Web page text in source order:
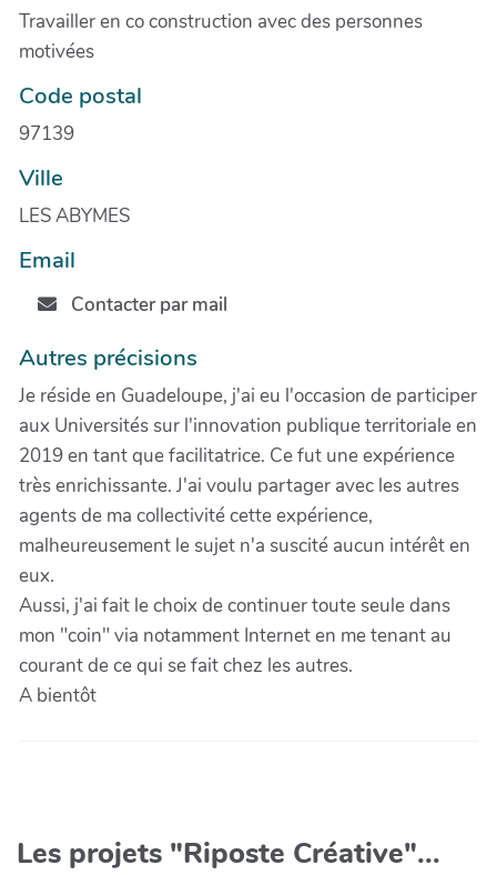
Travailler en co construction avec des personnes
motivées
Code postal
97139
Ville
LES ABYMES
Email
Contacter par mail
Autres précisions
Je réside en Guadeloupe, j'ai eu l'occasion de participer
aux Universités sur l'innovation publique territoriale en
2019 en tant que facilitatrice. Ce fut une expérience
très enrichissante. J'ai voulu partager avec les autres
agents de ma collectivité cette expérience,
malheureusement le sujet n'a suscité aucun intérêt en
eux.
Aussi, j'ai fait le choix de continuer toute seule dans
mon "coin" via notamment Internet en me tenant au
courant de ce qui se fait chez les autres.
A bientôt
Les projets "Riposte Créative"...